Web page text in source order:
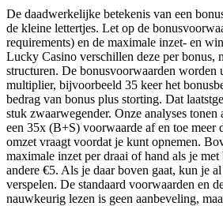
De daadwerkelijke betekenis van een
de kleine lettertjes. Let op de
requirements) en de maximale inzet- en
Lucky Casino verschillen deze per bonus,
structuren. De bonusvoorwaarden worden
multiplier, bijvoorbeeld 35 keer het
bedrag van bonus plus storting. Dat
stuk zwaarwegender. Onze analyses tonen
een 35x (B+S) voorwaarde af en toe meer
omzet vraagt voordat je kunt opnemen.
maximale inzet per draai of hand als je
andere €5. Als je daar boven gaat, kun je
verspelen. De standaard voorwaarden en
nauwkeurig lezen is geen aanbeveling,